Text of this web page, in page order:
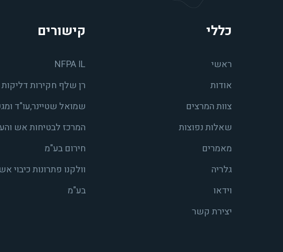
כללי
ראשי
אודות
צוות המרצים
שאלות נפוצות
מאמרים
גלריה
וידאו
יצירת קשר
קישורים
NFPA IL
רן שלף חקירות דליקות
שמואל שטיינר,עו"ד
המרכז לבטיחות אש
חירום בע"מ
וולקנו פתרונות כיבוי
בע"מ